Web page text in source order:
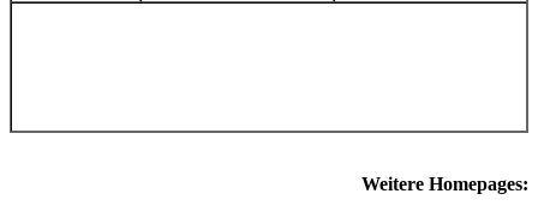
Weitere Homepages: